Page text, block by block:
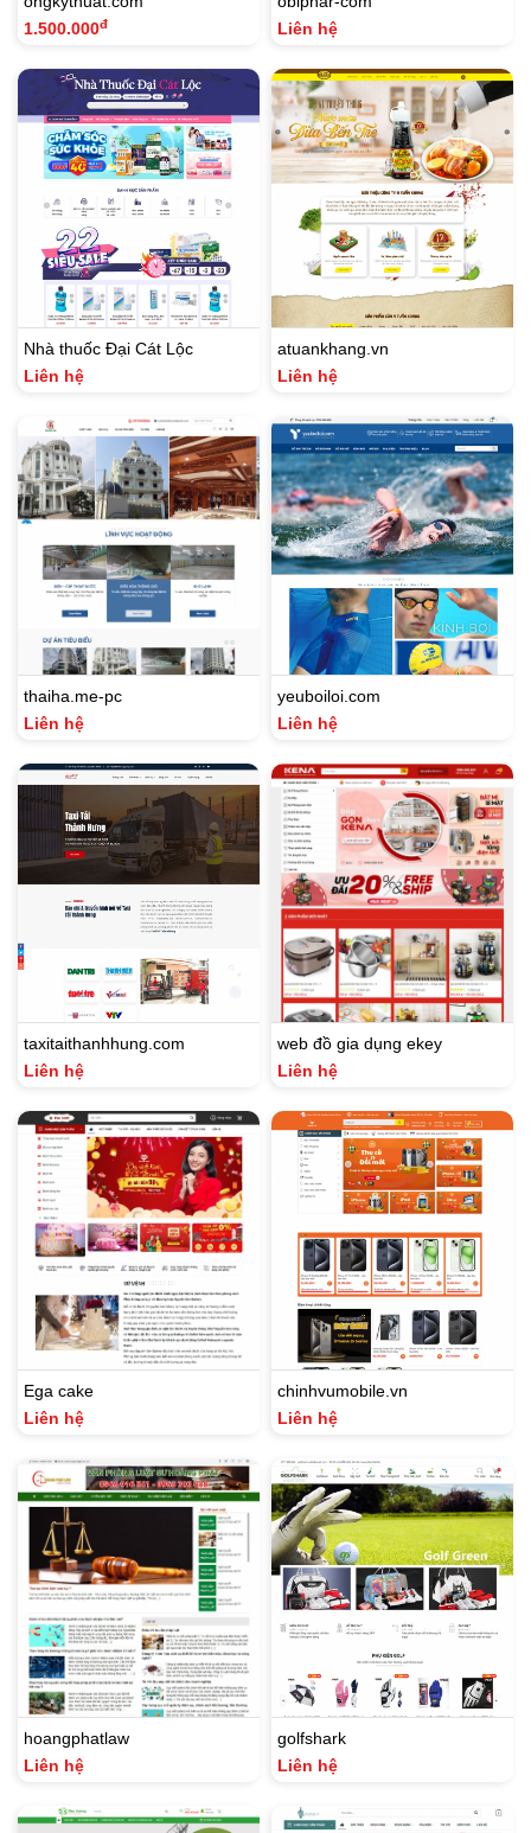
1.500.000đ
Liên hệ
Nhà thuốc Đại Cát Lộc
Liên hệ
atuankhang.vn
Liên hệ
thaiha.me-pc
Liên hệ
yeuboiloi.com
Liên hệ
taxitaithanhhung.com
Liên hệ
web đồ gia dụng ekey
Liên hệ
Ega cake
Liên hệ
chinhvumobile.vn
Liên hệ
hoangphatlaw
Liên hệ
golfshark
Liên hệ